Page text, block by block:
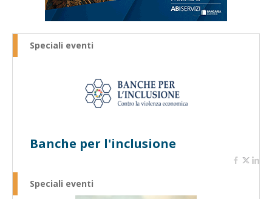
Speciali eventi
Banche per l'inclusione
Speciali eventi